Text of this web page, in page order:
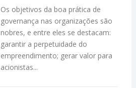
Os objetivos da boa prática de
governança nas organizações são
nobres, e entre eles se destacam:
garantir a perpetuidade do
empreendimento; gerar valor para
acionistas...